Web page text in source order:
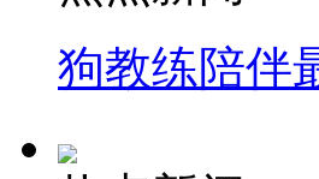
狗教练陪伴